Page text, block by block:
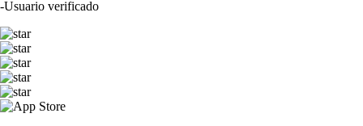
-Usuario verificado